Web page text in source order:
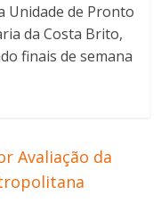
Unidade de Pronto
da Costa Brito,
finais de semana
Avaliação da